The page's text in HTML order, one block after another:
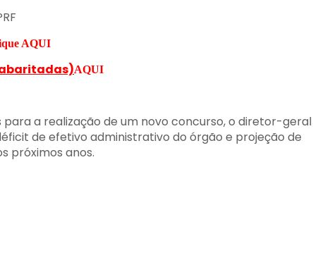
AQUI
AQUI
para a realização de um novo concurso, o diretor-geral
de efetivo administrativo do órgão e projeção de
próximos anos.